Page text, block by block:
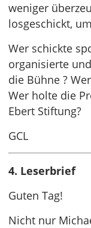
weniger
losgeschickt,
Wer schickte
organisierte
die Bühne ?
Wer holte die
Ebert Stiftung?
GCL
4. Leserbrief
Guten Tag!
Nicht nur